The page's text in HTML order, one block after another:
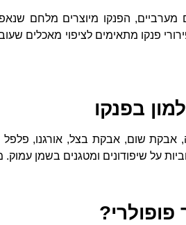
הפנקו מיוצרים מלחם
פנקו מתאימים לציפוי מאכלים
בפנקו
שום, אבקת בצל, אורגנו, פלפל
על שיפודונים ומטגנים בשמן עמוק.
פופולרי?